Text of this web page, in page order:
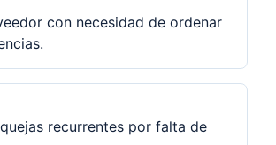
con necesidad de ordenar
recurrentes por falta de